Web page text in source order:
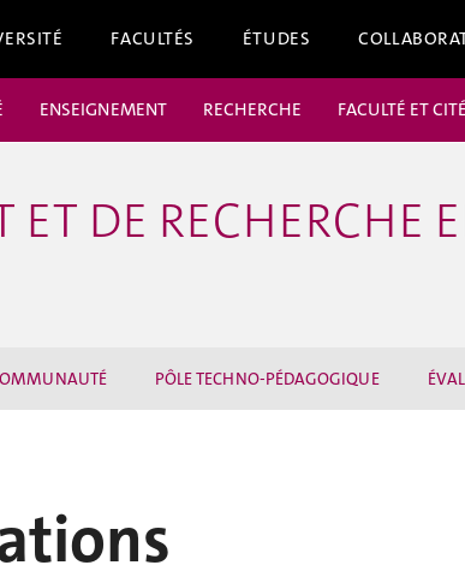
FACULTÉS ÉTUDES
ENSEIGNEMENT RECHERCHE FACULTÉ ET CITÉ
DE RECHERCHE
PÔLE TECHNO-PÉDAGOGIQUE